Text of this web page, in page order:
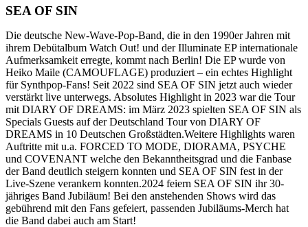
SEA OF SIN
Die deutsche New-Wave-Pop-Band, die in den 1990er Jahren mit
ihrem Debütalbum Watch Out! und der Illuminate EP internationale
Aufmerksamkeit erregte, kommt nach Berlin! Die EP wurde von
Heiko Maile (CAMOUFLAGE) produziert – ein echtes Highlight
für Synthpop-Fans! Seit 2022 sind SEA OF SIN jetzt auch wieder
verstärkt live unterwegs. Absolutes Highlight in 2023 war die Tour
mit DIARY OF DREAMS: im März 2023 spielten SEA OF SIN als
Specials Guests auf der Deutschland Tour von DIARY OF
DREAMS in 10 Deutschen Großstädten.Weitere Highlights waren
Auftritte mit u.a. FORCED TO MODE, DIORAMA, PSYCHE
und COVENANT welche den Bekanntheitsgrad und die Fanbase
der Band deutlich steigern konnten und SEA OF SIN fest in der
Live-Szene verankern konnten.2024 feiern SEA OF SIN ihr 30-
jähriges Band Jubiläum! Bei den anstehenden Shows wird das
gebührend mit den Fans gefeiert, passenden Jubiläums-Merch hat
die Band dabei auch am Start!